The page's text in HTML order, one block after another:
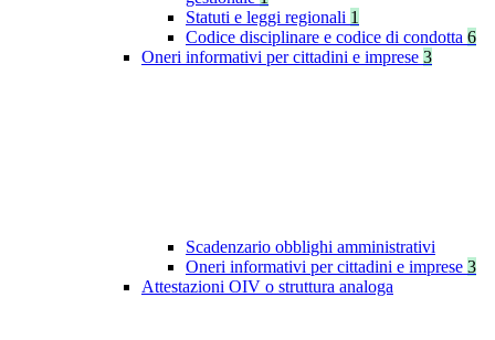
Statuti e leggi regionali 1
Codice disciplinare e codice di condotta 6
Oneri informativi per cittadini e imprese 3
Scadenzario obblighi amministrativi
Oneri informativi per cittadini e imprese 3
Attestazioni OIV o struttura analoga